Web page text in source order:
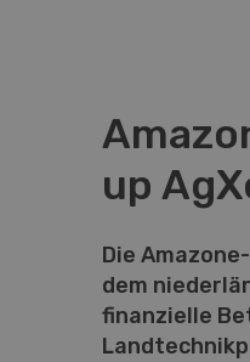
up
Die
dem
finanzielle